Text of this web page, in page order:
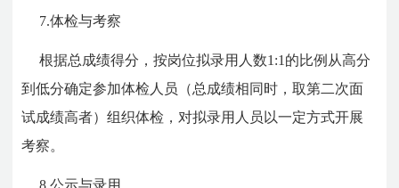
7.体检与考察
根据总成绩得分，按岗位拟录用人数1:1的比例从高分
到低分确定参加体检人员（总成绩相同时，取第二次面
试成绩高者）组织体检，对拟录用人员以一定方式开展
考察。
8.公示与录用